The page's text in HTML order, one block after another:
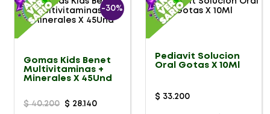
-30%
Gomas Kids Benet
Multivitaminas +
Minerales X 45Und
$ 40.200 $ 28.140
Pediavit Solucion
Oral Gotas X 10Ml
$ 33.200